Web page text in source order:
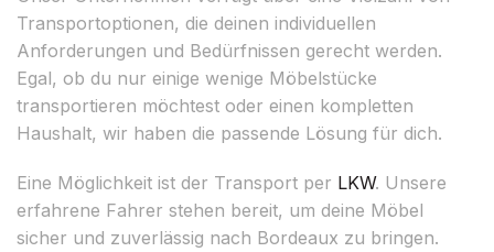
Transportoptionen, die deinen individuellen
Anforderungen und Bedürfnissen gerecht werden.
Egal, ob du nur einige wenige Möbelstücke
transportieren möchtest oder einen kompletten
Haushalt, wir haben die passende Lösung für dich.
Eine Möglichkeit ist der Transport per LKW. Unsere
erfahrene Fahrer stehen bereit, um deine Möbel
sicher und zuverlässig nach Bordeaux zu bringen.